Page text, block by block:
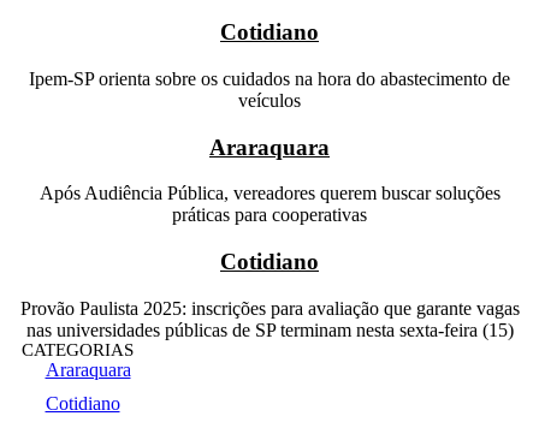
Cotidiano
Ipem-SP orienta sobre os cuidados na hora do abastecimento de
veículos
Araraquara
Após Audiência Pública, vereadores querem buscar soluções
práticas para cooperativas
Cotidiano
Provão Paulista 2025: inscrições para avaliação que garante vagas
nas universidades públicas de SP terminam nesta sexta-feira (15)
CATEGORIAS
Araraquara
Cotidiano